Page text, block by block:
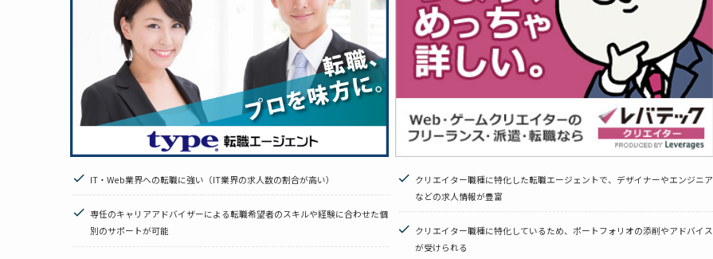
IT・Web業界への転職に強い（IT業界の求人数の割合が高い）
専任のキャリアアドバイザーによる転職希望者のスキルや経験に合わせた個
別のサポートが可能
クリエイター職種に特化した転職エージェントで、デザイナーやエンジニア
などの求人情報が豊富
クリエイター職種に特化しているため、ポートフォリオの添削やアドバイス
が受けられる